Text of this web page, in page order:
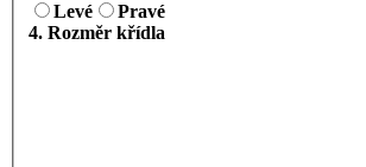
Levé
Pravé
4. Rozměr křídla